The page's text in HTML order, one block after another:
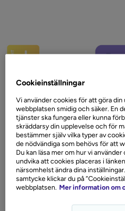
Cookieinställningar
Vi använder cookies för att göra din
webbplatsen smidig och säker. En
tjänster ska fungera eller kunna
skräddarsy din upplevelse och för
bestämmer själv vilka typer av
de nödvändiga som behövs för att
Du kan läsa mer om hur vi
undvika att cookies placeras i
närsomhelst ändra dina
samtycke klickar du på
webbplatsen. Mer information om